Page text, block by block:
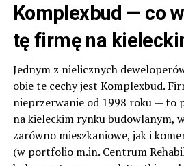
Komplexbud — co
tę firmę na
Jednym z nielicznych
obie te cechy jest Komplexbud.
nieprzerwanie od 1998 roku — to
na kieleckim rynku budowlanym,
zarówno mieszkaniowe, jak i
(w portfolio m.in. Centrum